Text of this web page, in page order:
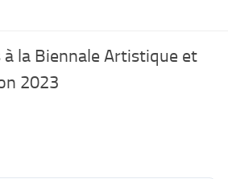
la Biennale Artistique et
2023